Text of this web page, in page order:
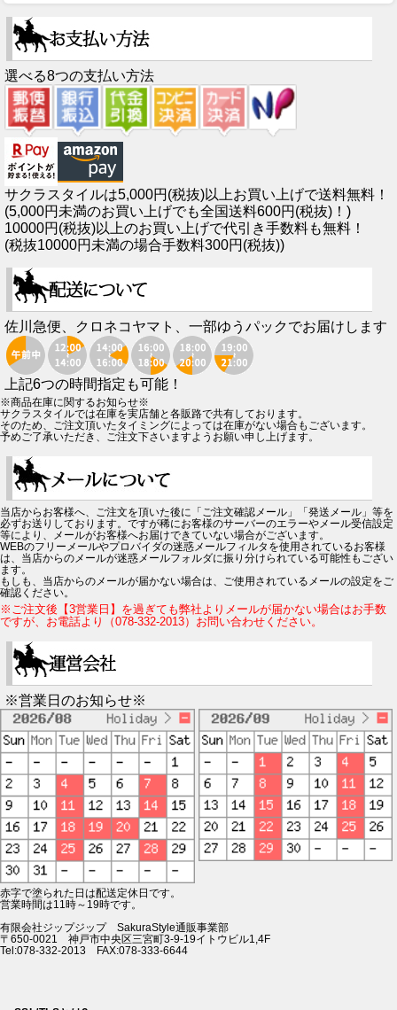
選べる8つの支払い方法
サクラスタイルは5,000円(税抜)以上お買い上げで送料無料！
(5,000円未満のお買い上げでも全国送料600円(税抜)！)
10000円(税抜)以上のお買い上げで代引き手数料も無料！
(税抜10000円未満の場合手数料300円(税抜))
佐川急便、クロネコヤマト、一部ゆうパックでお届けします
上記6つの時間指定も可能！
※商品在庫に関するお知らせ※
サクラスタイルでは在庫を実店舗と各販路で共有しております。
そのため、ご注文頂いたタイミングによっては在庫がない場合もございます。
予めご了承いただき、ご注文下さいますようお願い申し上げます。
当店からお客様へ、ご注文を頂いた後に「ご注文確認メール」「発送メール」等を
必ずお送りしております。ですが稀にお客様のサーバーのエラーやメール受信設定
等により、メールがお客様へお届けできていない場合がございます。
WEBのフリーメールやプロバイダの迷惑メールフィルタを使用されているお客様
は、当店からのメールが迷惑メールフォルダに振り分けられている可能性もござい
ます。
もしも、当店からのメールが届かない場合は、ご使用されているメールの設定をご
確認ください。
※ご注文後【3営業日】を過ぎても弊社よりメールが届かない場合はお手数
ですが、お電話より（078-332-2013）お問い合わせください。
※営業日のお知らせ※
赤字で塗られた日は配送定休日です。
営業時間は11時～19時です。
有限会社ジップジップ SakuraStyle通販事業部
〒650-0021 神戸市中央区三宮町3-9-19イトウビル1,4F
Tel:078-332-2013 FAX:078-333-6644